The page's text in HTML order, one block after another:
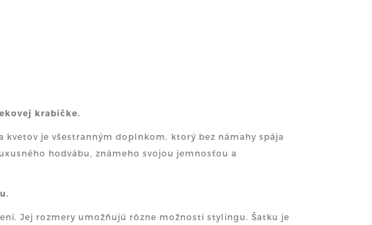
krabičke.
je všestranným doplnkom, ktorý bez námahy spája
hodvábu, známeho svojou jemnosťou a
Jej rozmery umožňujú rôzne možnosti stylingu. Šatku je